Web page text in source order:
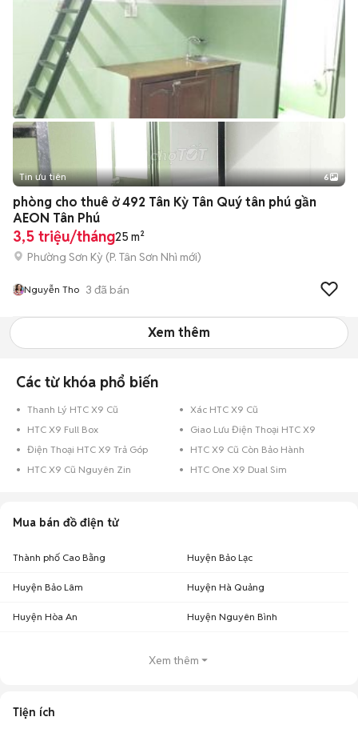
+2
Tin ưu tiên 6
phòng cho thuê ở 492 Tân Kỳ Tân Quý tân phú gần
AEON Tân Phú
3,5 triệu/tháng25 m²
Phường Sơn Kỳ (P. Tân Sơn Nhì mới)
Nguyễn Tho 3 đã bán
Xem thêm
Các từ khóa phổ biến
Thanh Lý HTC X9 Cũ
Xác HTC X9 Cũ
HTC X9 Full Box
Giao Lưu Điện Thoại HTC X9
Điện Thoại HTC X9 Trả Góp
HTC X9 Cũ Còn Bảo Hành
HTC X9 Cũ Nguyên Zin
HTC One X9 Dual Sim
Mua bán đồ điện tử
Thành phố Cao Bằng Huyện Bảo Lạc
Huyện Bảo Lâm Huyện Hà Quảng
Huyện Hòa An Huyện Nguyên Bình
Xem thêm
Tiện ích